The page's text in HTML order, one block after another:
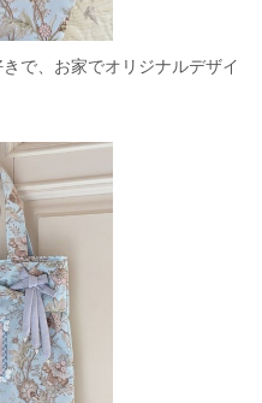
で、お家でオリジナルデザイ